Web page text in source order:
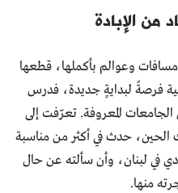
من الإبادة
مسافات وعوالم بأكملها، قطعها
فرصةً لبدايةٍ جديدة، فدرس
المعروفة. تعرّفت إلى
حدث في أكثر من مناسبة
في لبنان، وأن سألته عن حال
منها.